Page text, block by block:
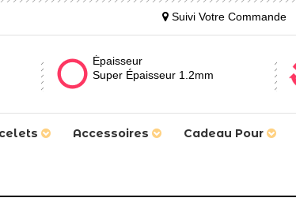
Suivi Votre Commande
Épaisseur
Super Épaisseur 1.2mm
Accessoires Cadeau Pour